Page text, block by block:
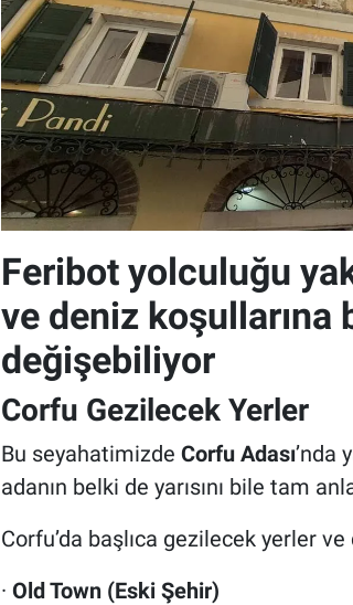
Feribot yolculuğu
ve deniz koşullarına
değişebiliyor
Corfu Gezilecek Yerler
Bu seyahatimizde Corfu Adası’nda
adanın belki de yarısını bile tam
Corfu’da başlıca gezilecek yerler
· Old Town (Eski Şehir)